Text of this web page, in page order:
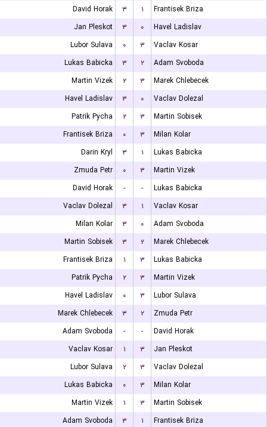
David Horak
۳ ۱
Frantisek Briza
Jan Pleskot
۳ ۰
Havel Ladislav
Lubor Sulava
۰ ۳
Vaclav Kosar
Lukas Babicka
۳ ۲
Adam Svoboda
Martin Vizek
۲ ۳
Marek Chlebecek
Havel Ladislav
۳ ۰
Vaclav Dolezal
Patrik Pycha
۲ ۳
Martin Sobisek
Frantisek Briza
۰ ۳
Milan Kolar
Darin Kryl
۳ ۱
Lukas Babicka
Zmuda Petr
۰ ۳
Martin Vizek
David Horak
- -
Lukas Babicka
Vaclav Dolezal
۳ ۱
Vaclav Kosar
Milan Kolar
۳ ۰
Adam Svoboda
Martin Sobisek
۳ ۲
Marek Chlebecek
Frantisek Briza
۱ ۳
Lukas Babicka
Patrik Pycha
۲ ۳
Martin Vizek
Havel Ladislav
۰ ۳
Lubor Sulava
Marek Chlebecek
۳ ۲
Zmuda Petr
Adam Svoboda
- -
David Horak
Vaclav Kosar
۱ ۳
Jan Pleskot
Lubor Sulava
۲ ۳
Vaclav Dolezal
Lukas Babicka
۰ ۳
Milan Kolar
Martin Vizek
۱ ۳
Martin Sobisek
Adam Svoboda
۳ ۱
Frantisek Briza